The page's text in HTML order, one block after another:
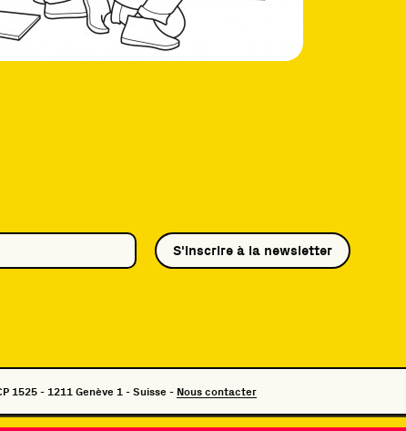
S'inscrire à la newsletter
1525 - 1211 Genève 1 - Suisse - Nous contacter